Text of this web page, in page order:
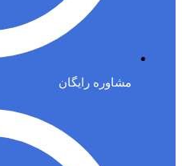
مشاوره رایگان